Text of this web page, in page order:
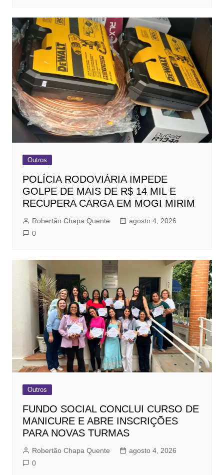
Outros
POLÍCIA RODOVIÁRIA IMPEDE
GOLPE DE MAIS DE R$ 14 MIL E
RECUPERA CARGA EM MOGI MIRIM
Robertão Chapa Quente
agosto 4, 2026
0
Outros
FUNDO SOCIAL CONCLUI CURSO DE
MANICURE E ABRE INSCRIÇÕES
PARA NOVAS TURMAS
Robertão Chapa Quente
agosto 4, 2026
0